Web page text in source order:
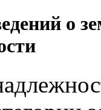
о